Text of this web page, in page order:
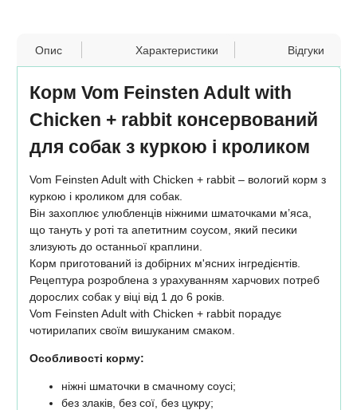
Опис Характеристики Відгуки
Корм Vom Feinsten Adult with
Chicken + rabbit консервований
для собак з куркою і кроликом
Vom Feinsten Adult with Chicken + rabbit – вологий корм з
куркою і кроликом для собак.
Він захоплює улюбленців ніжними шматочками м’яса,
що тануть у роті та апетитним соусом, який песики
злизують до останньої краплини.
Корм приготований із добірних м'ясних інгредієнтів.
Рецептура розроблена з урахуванням харчових потреб
дорослих собак у віці від 1 до 6 років.
Vom Feinsten Adult with Chicken + rabbit порадує
чотирилапих своїм вишуканим смаком.
Особливості корму:
ніжні шматочки в смачному соусі;
без злаків, без сої, без цукру;